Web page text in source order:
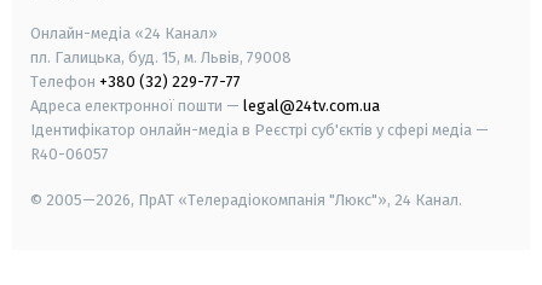
Онлайн-медіа «24 Канал»
пл. Галицька, буд. 15, м. Львів, 79008
Телефон +380 (32) 229-77-77
Адреса електронної пошти — legal@24tv.com.ua
Ідентифікатор онлайн-медіа в Реєстрі суб'єктів у сфері медіа —
R40-06057
© 2005—2026, ПрАТ «Телерадіокомпанія "Люкс"», 24 Канал.